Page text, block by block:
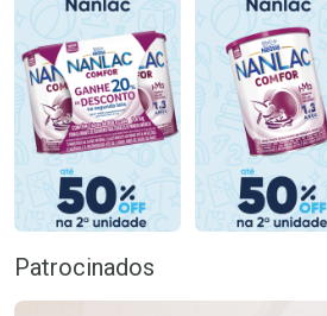
Patrocinados